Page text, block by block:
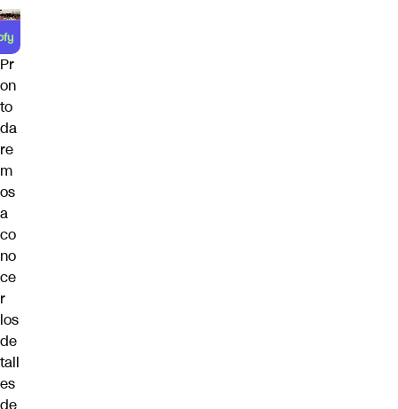
Pr
on
to
da
re
m
os
a
co
no
ce
r
los
de
tall
es
de